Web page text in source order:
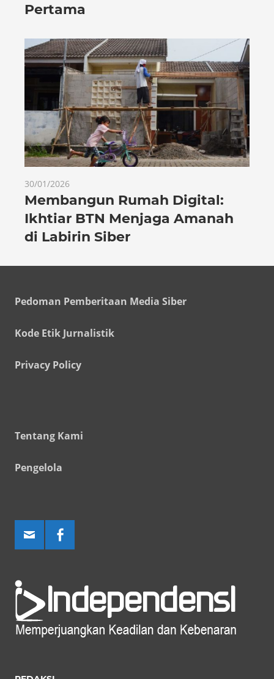
Pertama
30/01/2026
Membangun Rumah Digital:
Ikhtiar BTN Menjaga Amanah
di Labirin Siber
Pedoman Pemberitaan Media Siber
Kode Etik Jurnalistik
Privacy Policy
Tentang Kami
Pengelola